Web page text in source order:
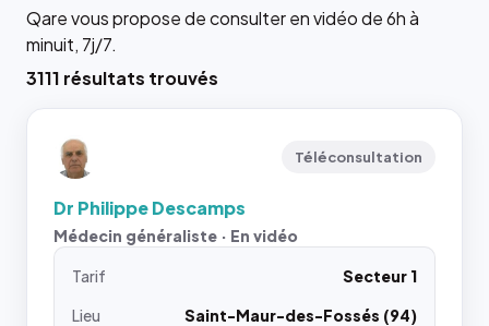
Qare vous propose de consulter en vidéo de 6h à
minuit, 7j/7.
3111 résultats trouvés
Téléconsultation
Dr Philippe Descamps
Médecin généraliste · En vidéo
Tarif
Secteur 1
Lieu
Saint-Maur-des-Fossés (94)